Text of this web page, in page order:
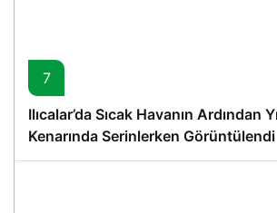
7
Ilıcalar’da Sıcak Havanın Ardından
Kenarında Serinlerken Görüntülendi